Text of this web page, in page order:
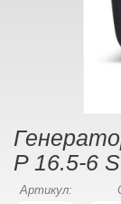
P 16.5-6 S
Артикул: